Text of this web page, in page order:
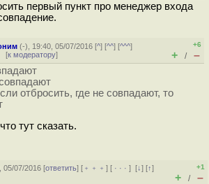
первый пункт про менеджер входа
(-), 19:40, 05/07/2016 [^] [^^] [^^^]
[к модератору]
+6
+ / –
отбросить, где не совпадают, то
тут сказать.
05/07/2016 [ответить] [ ﹢﹢﹢] [ · · ·][↓] [↑]
+1
+ / –